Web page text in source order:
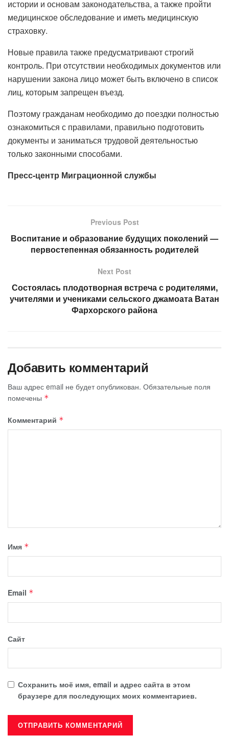
истории и основам законодательства, а также пройти
медицинское обследование и иметь медицинскую
страховку.
Новые правила также предусматривают строгий
контроль. При отсутствии необходимых документов или
нарушении закона лицо может быть включено в список
лиц, которым запрещен въезд.
Поэтому гражданам необходимо до поездки полностью
ознакомиться с правилами, правильно подготовить
документы и заниматься трудовой деятельностью
только законными способами.
Пресс-центр Миграционной службы
Previous Post
Воспитание и образование будущих поколений —
первостепенная обязанность родителей
Next Post
Состоялась плодотворная встреча с родителями,
учителями и учениками сельского джамоата Ватан
Фархорского района
Добавить комментарий
Ваш адрес email не будет опубликован. Обязательные поля
помечены *
Комментарий *
Имя *
Email *
Сайт
Сохранить моё имя, email и адрес сайта в этом
браузере для последующих моих комментариев.